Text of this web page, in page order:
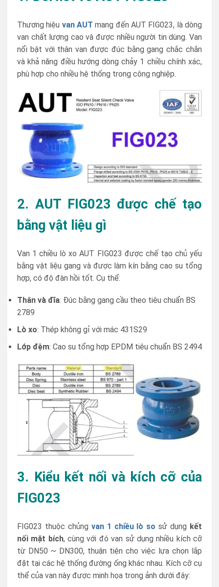
Thương hiệu van AUT mang đến AUT FIG023, là dòng
van chất lượng cao và được nhiều người tin dùng. Van
nổi bật với thân van được đúc bằng gang chắc chắn
và khả năng điều hướng dòng chảy 1 chiều chính xác,
phù hợp cho nhiều hệ thống trong công nghiệp.
2. AUT FIG023 được chế tạo
bằng vật liệu gì
Van 1 chiều lò xo AUT FIG023 được chế tạo chủ yếu
bằng vật liệu gang và được làm kín bằng cao su tổng
hợp, có độ đàn hồi tốt. Cụ thể:
Thân và đĩa: Đúc bằng gang cầu theo tiêu chuẩn BS
2789
Lò xo: Thép không gỉ với mác 431S29
Lớp đệm: Cao su tổng hợp EPDM tiêu chuẩn BS 2494
3. Kiểu kết nối và kích cỡ của
FIG023
FIG023 thuộc chủng van 1 chiều lò so sử dụng kết
nối mặt bích, cùng với đó van sử dụng nhiều kích cỡ
từ DN50 ~ DN300, thuận tiện cho việc lựa chọn lắp
đặt tại các hệ thống đường ống khác nhau. Kích cỡ cụ
thể của van này được minh họa trong ảnh dưới đây: